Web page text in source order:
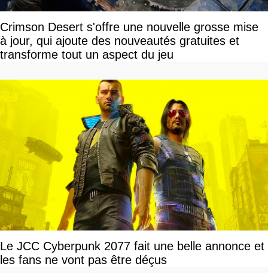
Crimson Desert s'offre une nouvelle grosse mise
à jour, qui ajoute des nouveautés gratuites et
transforme tout un aspect du jeu
Le JCC Cyberpunk 2077 fait une belle annonce et
les fans ne vont pas être déçus